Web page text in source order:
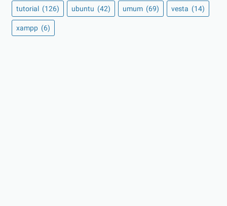
tutorial (126) ubuntu (42) umum (69) vesta (14)
xampp (6)